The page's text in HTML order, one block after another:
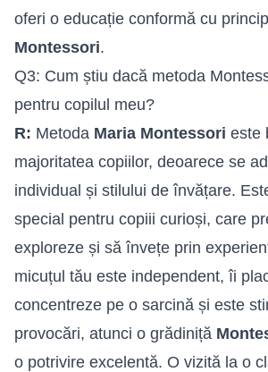
oferi o educație conformă cu
Montessori.
Q3: Cum știu dacă metoda
pentru copilul meu?
R: Metoda Maria Montessori este
majoritatea copiilor, deoarece se
individual și stilului de învățare.
special pentru copiii curioși, care
exploreze și să învețe prin
micuțul tău este independent, îi
concentreze pe o sarcină și este
provocări, atunci o grădiniță
o potrivire excelentă. O vizită la o